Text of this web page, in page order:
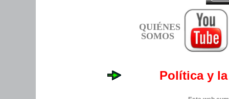
QUIÉNES
SOMOS
Política y